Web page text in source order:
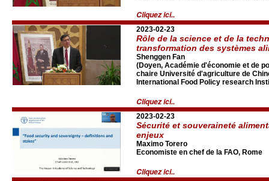
Cliquez ici..
2023-02-23
Rôle de la science et de la
transformation des systèmes
Shenggen Fan
(Doyen, Académie d'économie et de
chaire Université d'agriculture de
International Food Policy research
Cliquez ici..
2023-02-23
Sécurité et souveraineté
enjeux
Maximo Torero
Economiste en chef de la FAO, Rome
Cliquez ici..